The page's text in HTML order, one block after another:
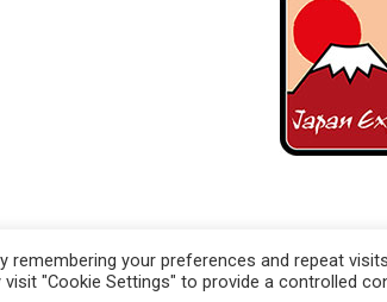
your preferences and repeat
"Cookie Settings" to provide a controlled